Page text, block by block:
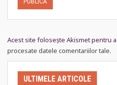
Acest site folosește Akismet pentru
procesate datele comentariilor tale.
ULTIMELE ARTICOLE